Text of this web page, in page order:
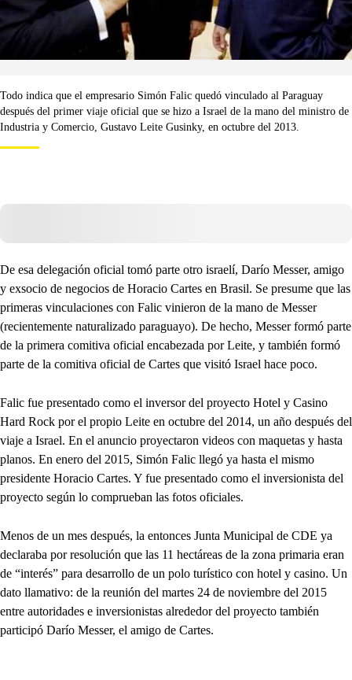
Todo indica que el empresario Simón Falic quedó vinculado al Paraguay
después del primer viaje oficial que se hizo a Israel de la mano del ministro de
Industria y Comercio, Gustavo Leite Gusinky, en octubre del 2013.
De esa delegación oficial tomó parte otro israelí, Darío Messer, amigo
y exsocio de negocios de Horacio Cartes en Brasil. Se presume que las
primeras vinculaciones con Falic vinieron de la mano de Messer
(recientemente naturalizado paraguayo). De hecho, Messer formó parte
de la primera comitiva oficial encabezada por Leite, y también formó
parte de la comitiva oficial de Cartes que visitó Israel hace poco.
Falic fue presentado como el inversor del proyecto Hotel y Casino
Hard Rock por el propio Leite en octubre del 2014, un año después del
viaje a Israel. En el anuncio proyectaron videos con maquetas y hasta
planos. En enero del 2015, Simón Falic llegó ya hasta el mismo
presidente Horacio Cartes. Y fue presentado como el inversionista del
proyecto según lo comprueban las fotos oficiales.
Menos de un mes después, la entonces Junta Municipal de CDE ya
declaraba por resolución que las 11 hectáreas de la zona primaria eran
de “interés” para desarrollo de un polo turístico con hotel y casino. Un
dato llamativo: de la reunión del martes 24 de noviembre del 2015
entre autoridades e inversionistas alrededor del proyecto también
participó Darío Messer, el amigo de Cartes.